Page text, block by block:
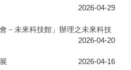
2026-04-29
－未來科技館」辦理之未來科技
2026-04-20
2026-04-16